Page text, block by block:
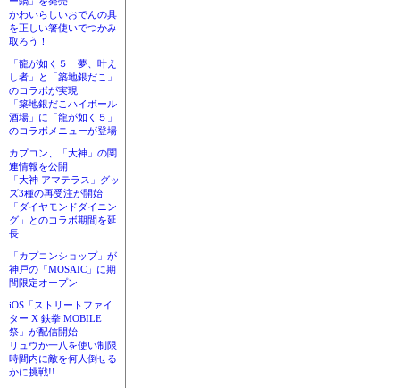
かわいらしいおでんの具
を正しい箸使いでつかみ
取ろう！
「龍が如く５ 夢、叶え
し者」と「築地銀だこ」
のコラボが実現
「築地銀だこハイボール
酒場」に「龍が如く５」
のコラボメニューが登場
カプコン、「大神」の関
連情報を公開
「大神 アマテラス」グッ
ズ3種の再受注が開始
「ダイヤモンドダイニン
グ」とのコラボ期間を延
長
「カプコンショップ」が
神戸の「MOSAIC」に期
間限定オープン
iOS「ストリートファイ
ター X 鉄拳 MOBILE
祭」が配信開始
リュウか一八を使い制限
時間内に敵を何人倒せる
かに挑戦!!